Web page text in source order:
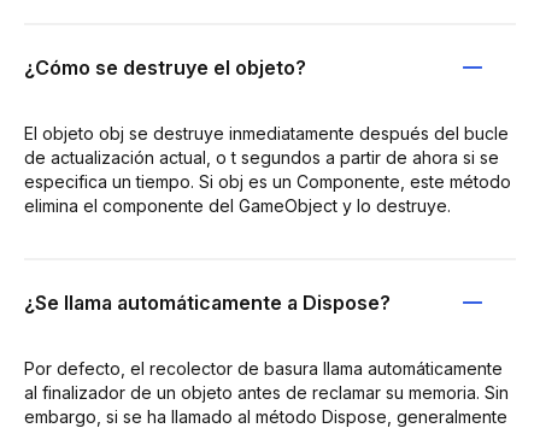
¿Cómo se destruye el objeto?
El objeto obj se destruye inmediatamente después del bucle
de actualización actual, o t segundos a partir de ahora si se
especifica un tiempo. Si obj es un Componente, este método
elimina el componente del GameObject y lo destruye.
¿Se llama automáticamente a Dispose?
Por defecto, el recolector de basura llama automáticamente
al finalizador de un objeto antes de reclamar su memoria. Sin
embargo, si se ha llamado al método Dispose, generalmente